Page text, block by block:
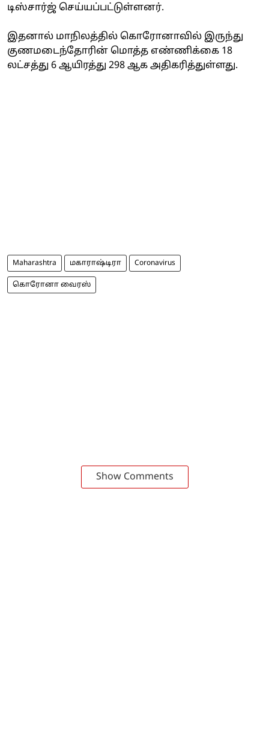
டிஸ்சார்ஜ் செய்யப்பட்டுள்ளனர்.
இதனால் மாநிலத்தில் கொரோனாவில் இருந்து
குணமடைந்தோரின் மொத்த எண்ணிக்கை 18
லட்சத்து 6 ஆயிரத்து 298 ஆக அதிகரித்துள்ளது.
Maharashtra மகாராஷ்டிரா Coronavirus
கொரோனா வைரஸ்
Show Comments